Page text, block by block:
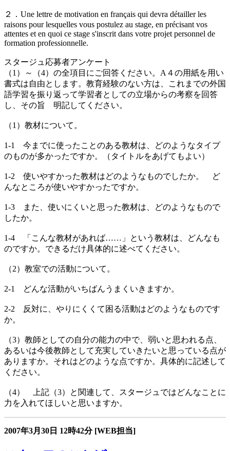
２．Une lettre de motivation en français qui devra détailler les
raisons pour lesquelles vous postulez au stage, en précisant vos
attentes et en quoi ce stage s'inscrit dans votre projet personnel de
formation professionnelle.
スタージュ応募者アンケート
（1）～（4）の全項目にご回答ください。A４の用紙を用い
書式は自由とします。教育経験のない方は、これまでの外国
語学習を振り返って学習者としての立場からの考察を回答
し、その旨 明記してください。
（1）教材について。
1-1 今までに使ったことのある教材は、どのようなタイプ
のものが多かったですか。（タイトルをあげてもよい）
1-2 使いやすかった教材はどのようなものでしたか。 ど
んなところが使いやすかったですか。
1-3 また、使いにくいと思った教材は、どのようなもので
したか。
1-4 「こんな教材があれば……」という教材は、どんなも
のですか。できるだけ具体的に述べてください。
（2）教室での活動について。
2-1 どんな活動がいちばんうまくいきますか。
2-2 反対に、やりにくくて困る活動はどのようなものです
か。
（3）教師としての自分の能力の中で、弱いと思われる点、
あるいは今後教師として充実していきたいと思っている点が
ありますか。それはどのような点ですか。具体的に記述して
ください。
（4） 上記（3）と関連して、スタージュではどんなことに
力を入れてほしいと思いますか。
2007年3月30日 12時42分 [WEB担当]